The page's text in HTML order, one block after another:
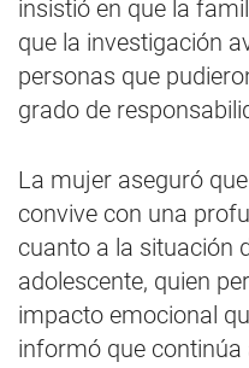
insistió en que la
que la investigación
personas que
grado de
La mujer aseguró
convive con una
cuanto a la situación
adolescente, quien
impacto emocional
informó que